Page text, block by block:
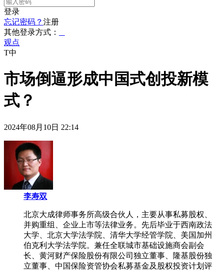
登录
忘记密码？ 注册
其他登录方式：
观点
T中
市场倒逼形成中国式创投新模
式？
2024年08月10日 22:14
李寿双
北京大成律师事务所高级合伙人，主要从事私募股权、
并购重组、企业上市等法律业务。先后毕业于西南政法
大学、北京大学法学院、清华大学经管学院、美国加州
伯克利大学法学院。兼任全联城市基础设施商会副会
长、黄河财产保险股份有限公司独立董事、隆基股份独
立董事、中国保险资管协会私募基金及股权投资计划评